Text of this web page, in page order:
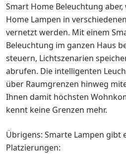
Smart Home Beleuchtung
Home Lampen in
vernetzt werden. Mit einem
Beleuchtung im ganzen Haus
steuern, Lichtszenarien
abrufen. Die intelligenten
über Raumgrenzen hinweg
Ihnen damit höchsten
kennt keine Grenzen mehr.
Übrigens: Smarte Lampen gibt
Platzierungen: